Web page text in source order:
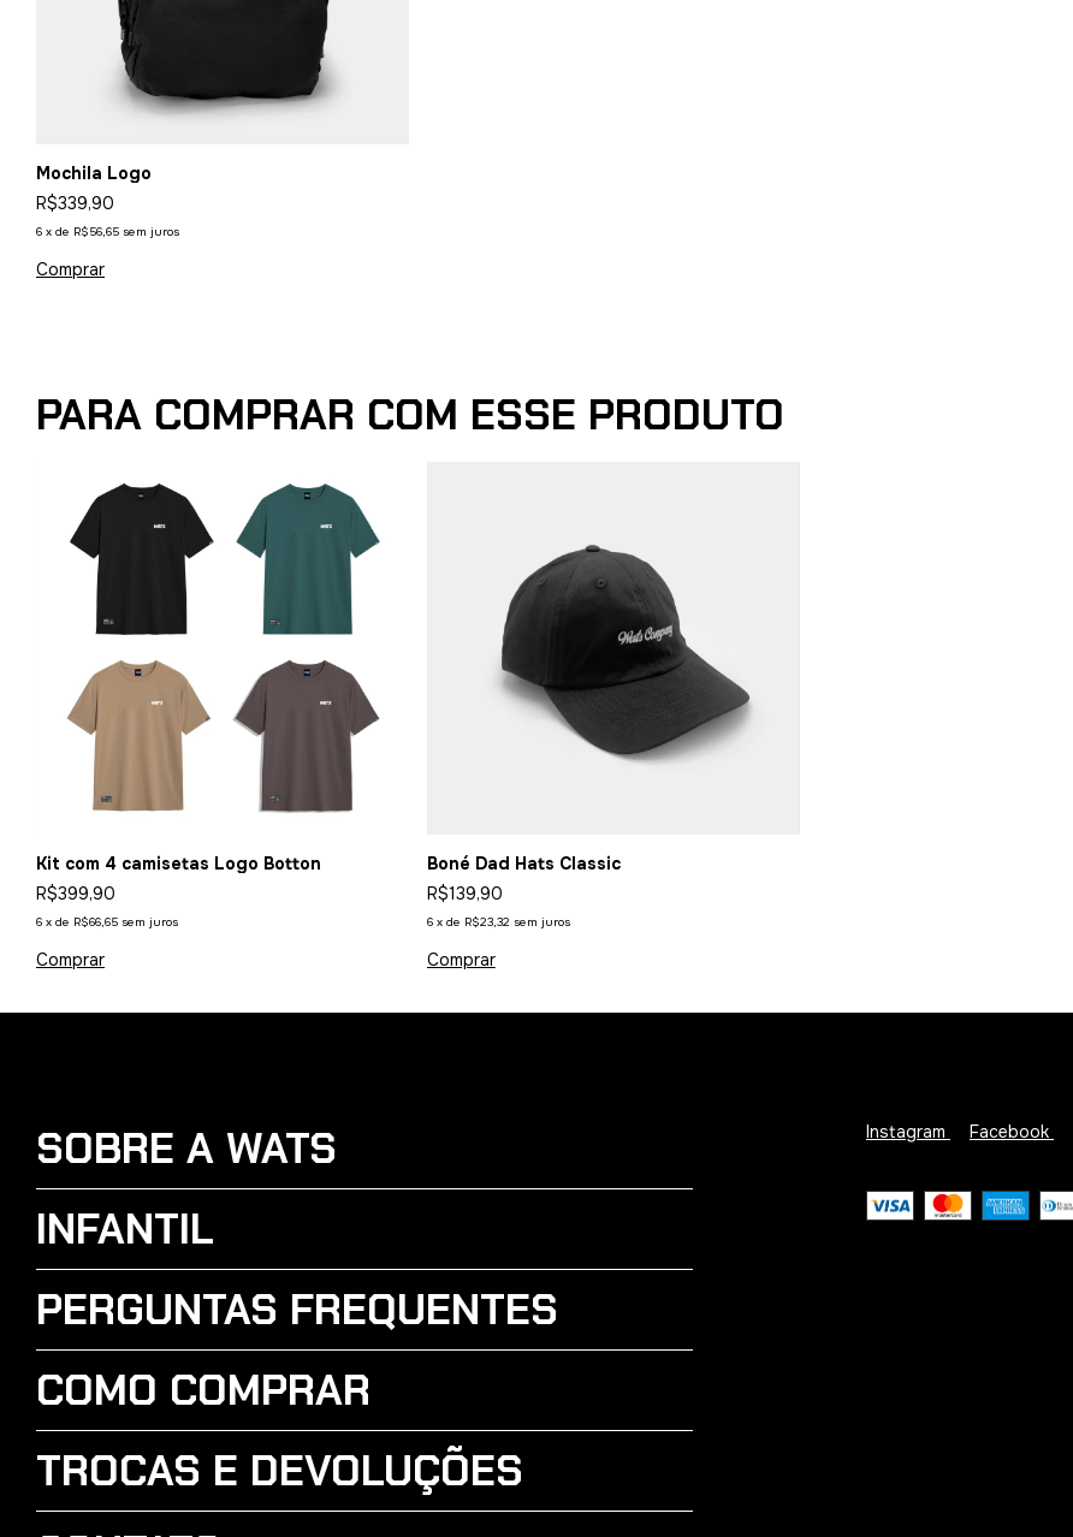
Mochila Logo
R$339,90
6 x de R$56,65 sem juros
PARA COMPRAR COM ESSE PRODUTO
Kit com 4 camisetas Logo Botton
R$399,90
6 x de R$66,65 sem juros
Comprar
Boné Dad Hats Classic
R$139,90
6 x de R$23,32 sem juros
SOBRE A WATS
INFANTIL
PERGUNTAS FREQUENTES
COMO COMPRAR
TROCAS E DEVOLUÇÕES
Instagram Facebook